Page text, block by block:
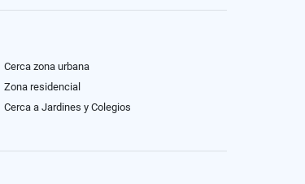
Cerca zona urbana
Zona residencial
Cerca a Jardines y Colegios